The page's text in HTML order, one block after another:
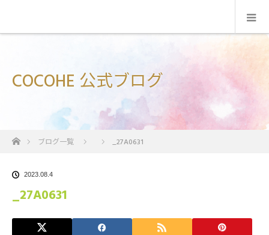
COCOHE 公式ブログ
ホームブログ一覧 _27A0631
2023.08.4
_27A0631